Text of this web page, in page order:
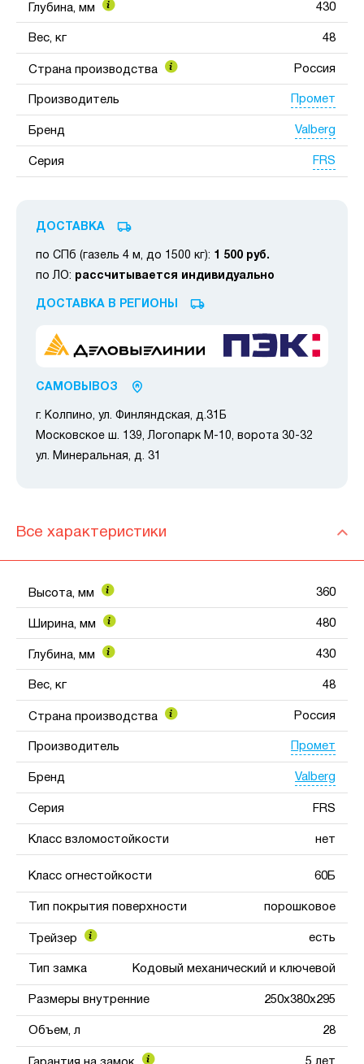
Глубина, мм 430
Вес, кг 48
Страна производства Россия
Производитель Промет
Бренд Valberg
Серия FRS
ДОСТАВКА
по СПб (газель 4 м, до 1500 кг): 1 500 руб.
по ЛО: рассчитывается индивидуально
ДОСТАВКА В РЕГИОНЫ
САМОВЫВОЗ
г. Колпино, ул. Финляндская, д.31Б
Московское ш. 139, Логопарк М-10, ворота 30-32
ул. Минеральная, д. 31
Все характеристики
Высота, мм 360
Ширина, мм 480
Глубина, мм 430
Вес, кг 48
Страна производства Россия
Производитель Промет
Бренд Valberg
Серия FRS
Класс взломостойкости нет
Класс огнестойкости 60Б
Тип покрытия поверхности порошковое
Трейзер есть
Тип замка Кодовый механический и ключевой
Размеры внутренние 250x380x295
Объем, л 28
5 лет